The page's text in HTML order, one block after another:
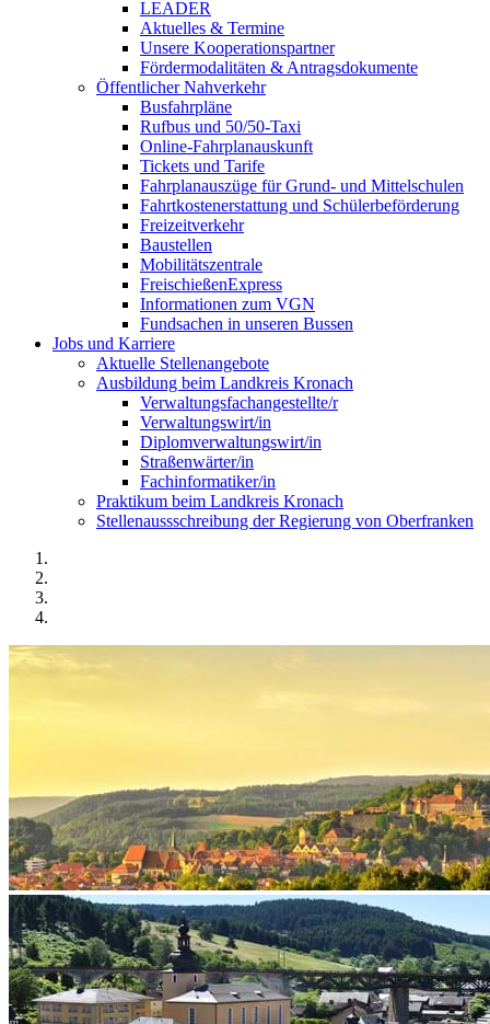
LEADER
Aktuelles & Termine
Unsere Kooperationspartner
Fördermodalitäten & Antragsdokumente
Öffentlicher Nahverkehr
Busfahrpläne
Rufbus und 50/50-Taxi
Online-Fahrplanauskunft
Tickets und Tarife
Fahrplanauszüge für Grund- und Mittelschulen
Fahrtkostenerstattung und Schülerbeförderung
Freizeitverkehr
Baustellen
Mobilitätszentrale
FreischießenExpress
Informationen zum VGN
Fundsachen in unseren Bussen
Jobs und Karriere
Aktuelle Stellenangebote
Ausbildung beim Landkreis Kronach
Verwaltungsfachangestellte/r
Verwaltungswirt/in
Diplomverwaltungswirt/in
Straßenwärter/in
Fachinformatiker/in
Praktikum beim Landkreis Kronach
Stellenaussschreibung der Regierung von Oberfranken